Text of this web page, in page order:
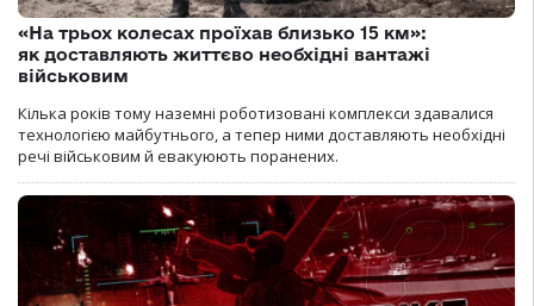
«На трьох колесах проїхав близько 15 км»:
як доставляють життєво необхідні вантажі
військовим
Кілька років тому наземні роботизовані комплекси здавалися
технологією майбутнього, а тепер ними доставляють необхідні
речі військовим й евакуюють поранених.